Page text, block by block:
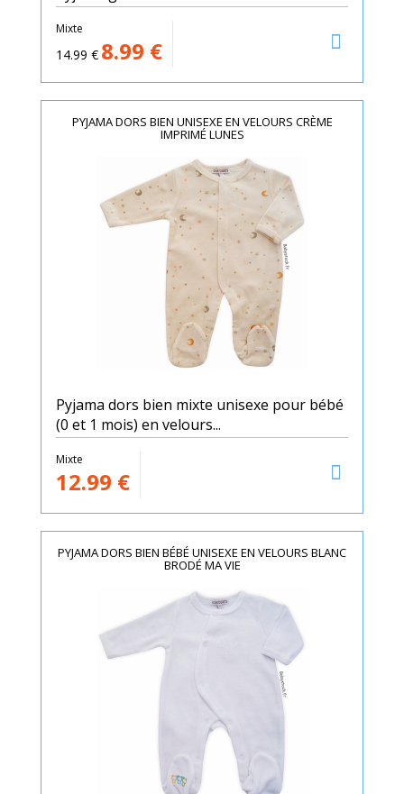
Mixte
14.99 € 8.99 €
PYJAMA DORS BIEN UNISEXE EN VELOURS CRÈME
IMPRIMÉ LUNES
Pyjama dors bien mixte unisexe pour bébé
(0 et 1 mois) en velours...
Mixte
12.99 €
PYJAMA DORS BIEN BÉBÉ UNISEXE EN VELOURS BLANC
BRODÉ MA VIE